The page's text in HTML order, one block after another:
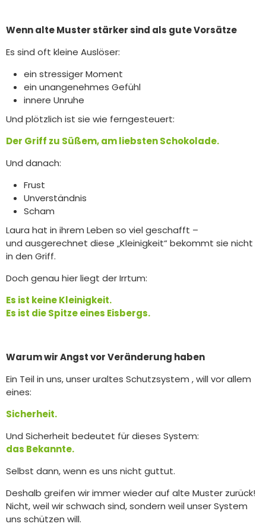
Wenn alte Muster stärker sind als gute Vorsätze
Es sind oft kleine Auslöser:
ein stressiger Moment
ein unangenehmes Gefühl
innere Unruhe
Und plötzlich ist sie wie ferngesteuert:
Der Griff zu Süßem, am liebsten Schokolade.
Und danach:
Frust
Unverständnis
Scham
Laura hat in ihrem Leben so viel geschafft –
und ausgerechnet diese „Kleinigkeit“ bekommt sie nicht
in den Griff.
Doch genau hier liegt der Irrtum:
Es ist keine Kleinigkeit.
Es ist die Spitze eines Eisbergs.
Warum wir Angst vor Veränderung haben
Ein Teil in uns, unser uraltes Schutzsystem , will vor allem
eines:
Sicherheit.
Und Sicherheit bedeutet für dieses System:
das Bekannte.
Selbst dann, wenn es uns nicht guttut.
Deshalb greifen wir immer wieder auf alte Muster zurück!
Nicht, weil wir schwach sind, sondern weil unser System
uns schützen will.